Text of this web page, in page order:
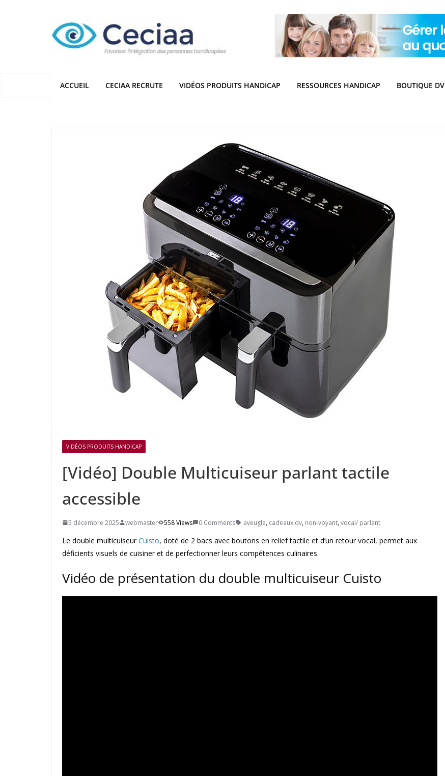
ACCUEIL CECIAA RECRUTE VIDÉOS PRODUITS HANDICAP RESSOURCES HANDICAP BOUTIQUE DV
VIDÉOS PRODUITS HANDICAP
[Vidéo] Double Multicuiseur parlant tactile
accessible
5 décembre 2025 webmaster 558 Views 0 Comments aveugle, cadeaux dv, non-voyant,vocal/ parlant
Le double multicuiseurCuisto, doté de 2 bacs avec boutons en relief tactile et d’un retour vocal, permet aux
déficients visuels de cuisiner et de perfectionner leurs compétences culinaires.
Vidéo de présentation du double multicuiseur Cuisto